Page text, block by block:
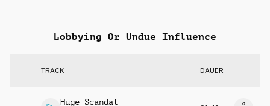
Lobbying Or Undue Influence
TRACK DAUER
Huge Scandal